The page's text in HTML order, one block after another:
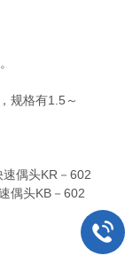
规格有1.5～
偶头KR－602
偶头KB－602